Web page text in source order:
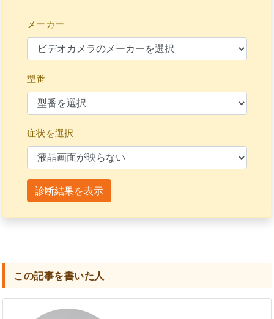
メーカー
型番
症状を選択
診断結果を表示
この記事を書いた人